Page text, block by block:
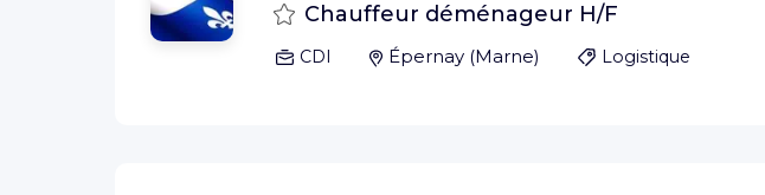
Sauvegarder
Chauffeur déménageur H/F
CDI Épernay(Marne) Logistique